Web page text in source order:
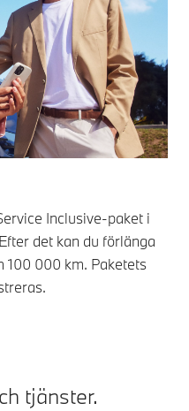
Inclusive-paket i
det kan du förlänga
100 000 km. Paketets
tjänster.